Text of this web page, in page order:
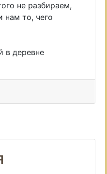
не разбираем,
нам то, чего
в деревне